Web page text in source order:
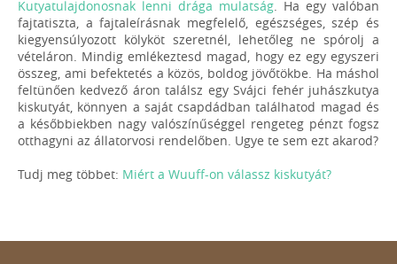
Kutyatulajdonosnak lenni drága mulatság . Ha egy valóban
fajtatiszta, a fajtaleírásnak megfelelő, egészséges, szép és
kiegyensúlyozott kölyköt szeretnél, lehetőleg ne spórolj a
vételáron. Mindig emlékeztesd magad, hogy ez egy egyszeri
összeg, ami befektetés a közös, boldog jövőtökbe. Ha máshol
feltünően kedvező áron találsz egy Svájci fehér juhászkutya
kiskutyát, könnyen a saját csapdádban találhatod magad és
a későbbiekben nagy valószínűséggel rengeteg pénzt fogsz
otthagyni az állatorvosi rendelőben. Ugye te sem ezt akarod?
Tudj meg többet: Miért a Wuuff-on válassz kiskutyát?